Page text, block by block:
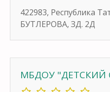
422983, Республика
БУТЛЕРОВА, ЗД. 2Д
МБДОУ "ДЕТСКИЙ